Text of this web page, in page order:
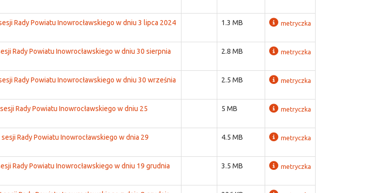
Rady Powiatu Inowrocławskiego w dniu 3 lipca 2024
1.3 MB metryczka
Rady Powiatu Inowrocławskiego w dniu 30 sierpnia
2.8 MB metryczka
Rady Powiatu Inowrocławskiego w dniu 30 września
2.5 MB metryczka
Rady Powiatu Inowrocławskiego w dniu 25
5 MB metryczka
sesji Rady Powiatu Inowrocławskiego w dnia 29
4.5 MB metryczka
Rady Powiatu Inowrocławskiego w dniu 19 grudnia
3.5 MB metryczka